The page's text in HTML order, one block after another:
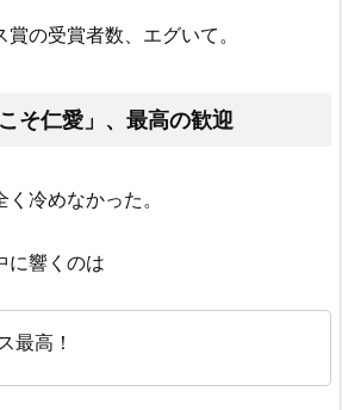
の受賞者数、エグいて。
そ仁愛」、最高の歓迎
冷めなかった。
に響くのは
最高！